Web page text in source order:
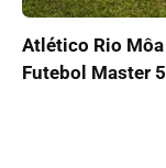
Atlético Rio
Futebol Master